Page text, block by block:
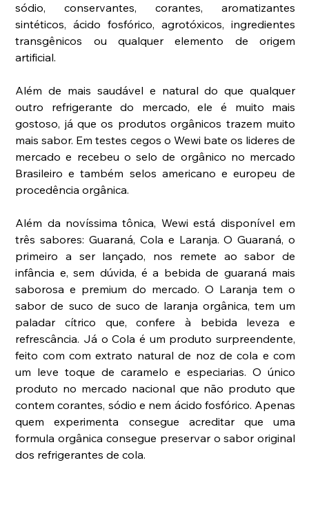
sódio, conservantes, corantes, aromatizantes
sintéticos, ácido fosfórico, agrotóxicos, ingredientes
transgênicos ou qualquer elemento de origem
artificial.
Além de mais saudável e natural do que qualquer
outro refrigerante do mercado, ele é muito mais
gostoso, já que os produtos orgânicos trazem muito
mais sabor. Em testes cegos o Wewi bate os lideres de
mercado e recebeu o selo de orgânico no mercado
Brasileiro e também selos americano e europeu de
procedência orgânica.
Além da novíssima tônica, Wewi está disponível em
três sabores: Guaraná, Cola e Laranja. O Guaraná, o
primeiro a ser lançado, nos remete ao sabor de
infância e, sem dúvida, é a bebida de guaraná mais
saborosa e premium do mercado. O Laranja tem o
sabor de suco de suco de laranja orgânica, tem um
paladar cítrico que, confere à bebida leveza e
refrescância. Já o Cola é um produto surpreendente,
feito com com extrato natural de noz de cola e com
um leve toque de caramelo e especiarias. O único
produto no mercado nacional que não produto que
contem corantes, sódio e nem ácido fosfórico. Apenas
quem experimenta consegue acreditar que uma
formula orgânica consegue preservar o sabor original
dos refrigerantes de cola.